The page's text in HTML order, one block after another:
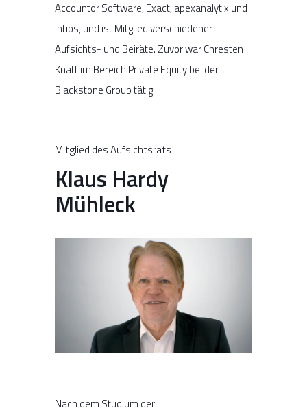
Accountor Software, Exact, apexanalytix und
Infios, und ist Mitglied verschiedener
Aufsichts- und Beiräte. Zuvor war Chresten
Knaff im Bereich Private Equity bei der
Blackstone Group tätig.
Mitglied des Aufsichtsrats
Klaus Hardy
Mühleck
Nach dem Studium der